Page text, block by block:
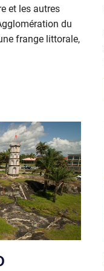
et les autres
du
frange littorale,